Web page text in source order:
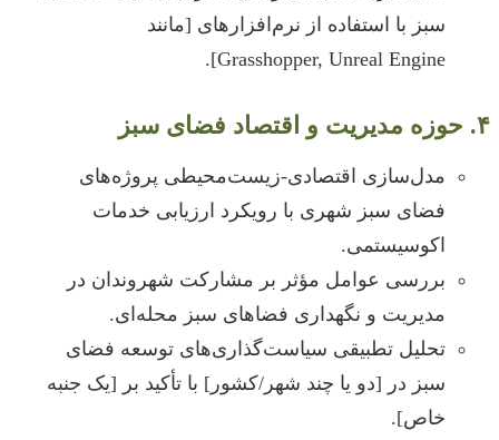
سبز با استفاده از نرم‌افزارهای [مانند
Grasshopper, Unreal Engine].
۴. حوزه مدیریت و اقتصاد فضای سبز
مدل‌سازی اقتصادی-زیست‌محیطی پروژه‌های
فضای سبز شهری با رویکرد ارزیابی خدمات
اکوسیستمی.
بررسی عوامل مؤثر بر مشارکت شهروندان در
مدیریت و نگهداری فضاهای سبز محله‌ای.
تحلیل تطبیقی سیاست‌گذاری‌های توسعه فضای
سبز در [دو یا چند شهر/کشور] با تأکید بر [یک جنبه
خاص].